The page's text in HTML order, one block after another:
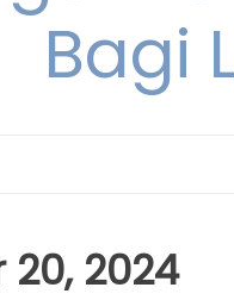
Bagi
2024